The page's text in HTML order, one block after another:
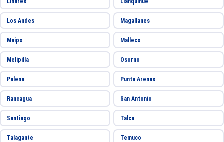
Los Andes Magallanes
Maipo Malleco
Melipilla Osorno
Palena Punta Arenas
Rancagua San Antonio
Santiago Talca
Talagante Temuco